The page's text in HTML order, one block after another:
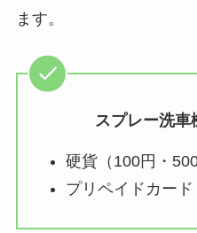
ます。
スプレー洗
硬貨（100円・500
プリペイドカード